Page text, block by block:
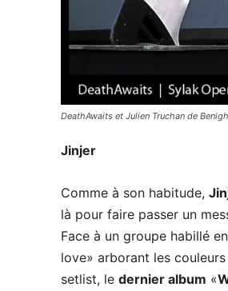
DeathAwaits et Julien Truchan de
Jinjer
Comme à son habitude,
là pour faire passer un
Face à un groupe habillé
love» arborant les
setlist, le dernier album «